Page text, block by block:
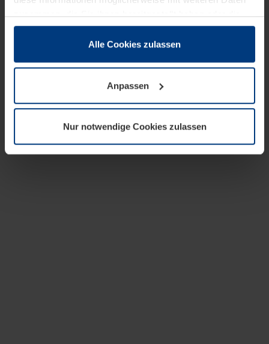
zusammen, die Sie ihnen bereitgestellt haben oder die
sie im Rahmen Ihrer Nutzung der Dienste gesammelt
wenn diese für den Betrieb dieser Seite unbedingt
notwendig sind. Für alle anderen Cookie-Typen benötigen
wir Ihre Erlaubnis. Ihre Einwilligung können Sie jederzeit
Datenschutzerklärungunserer Website ändern oder
widerrufen.
Alle Cookies zulassen
Anpassen
Nur notwendige Cookies zulassen